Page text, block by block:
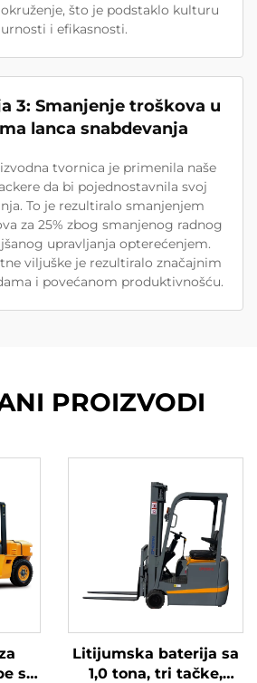
što je podstaklo kulturu
i efikasnosti.
3: Smanjenje troškova u
lanca snabdevanja
tvornica je primenila naše
da bi pojednostavnila svoj
To je rezultiralo smanjenjem
za 25% zbog smanjenog radnog
upravljanja opterećenjem.
viljuške je rezultiralo značajnim
i povećanom produktivnošću.
PROIZVODI
sa
Litijumska baterija sa
1,0 tona, tri tačke,